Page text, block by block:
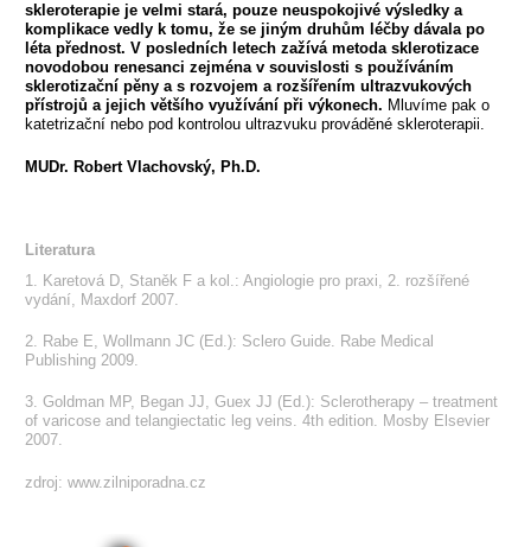
skleroterapie je velmi stará, pouze neuspokojivé výsledky a
komplikace vedly k tomu, že se jiným druhům léčby dávala po
léta přednost. V posledních letech zažívá metoda sklerotizace
novodobou renesanci zejména v souvislosti s používáním
sklerotizační pěny a s rozvojem a rozšířením ultrazvukových
přístrojů a jejich většího využívání při výkonech. Mluvíme pak o
katetrizační nebo pod kontrolou ultrazvuku prováděné skleroterapii.
MUDr. Robert Vlachovský, Ph.D.
Literatura
1. Karetová D, Staněk F a kol.: Angiologie pro praxi, 2. rozšířené
vydání, Maxdorf 2007.
2. Rabe E, Wollmann JC (Ed.): Sclero Guide. Rabe Medical
Publishing 2009.
3. Goldman MP, Began JJ, Guex JJ (Ed.): Sclerotherapy – treatment
of varicose and telangiectatic leg veins. 4th edition. Mosby Elsevier
2007.
zdroj: www.zilniporadna.cz